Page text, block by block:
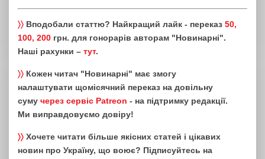
〉〉 Вподобали статтю? Найкращий лайк - переказ 50,
100, 200 грн. для гонорарів авторам "Новинарні".
Наші рахунки – тут.
〉〉 Кожен читач "Новинарні" має змогу
налаштувати щомісячний переказ на довільну
суму через сервіс Patreon - на підтримку редакції.
Ми виправдовуємо довіру!
〉〉 Хочете читати більше якісних статей і цікавих
новин про Україну, що воює? Підписуйтесь на